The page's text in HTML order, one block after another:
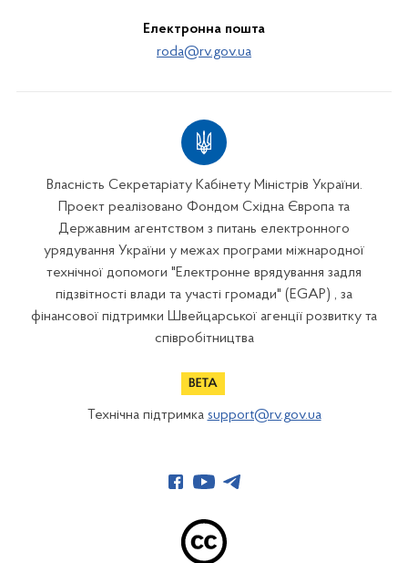
Електронна пошта
roda@rv.gov.ua
Власність Секретаріату Кабінету Міністрів України.
Проект реалізовано Фондом Східна Європа та
Державним агентством з питань електронного
урядування України у межах програми міжнародної
технічної допомоги "Електронне врядування задля
підзвітності влади та участі громади" (EGAP) , за
фінансової підтримки Швейцарської агенції розвитку та
співробітництва
Технічна підтримка support@rv.gov.ua